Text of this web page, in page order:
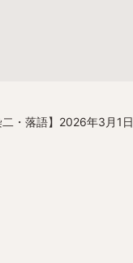
二・落語】2026年3月1日